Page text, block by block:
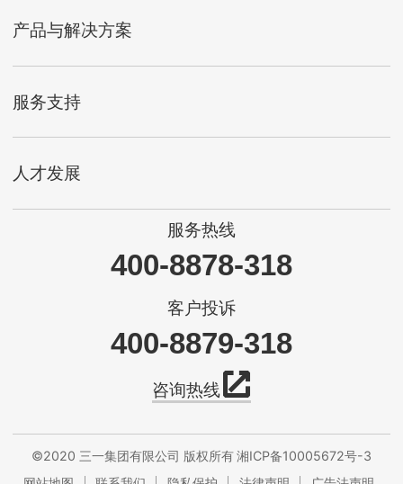
产品与解决方案
服务支持
人才发展
服务热线
400-8878-318
客户投诉
400-8879-318
咨询热线
©2020 三一集团有限公司 版权所有湘ICP备10005672号-3